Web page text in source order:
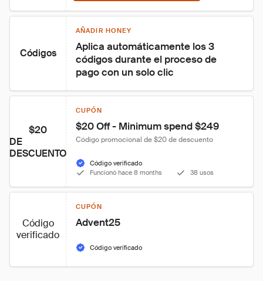
Códigos
AÑADIR HONEY
Aplica automáticamente los 3
códigos durante el proceso de
pago con un solo clic
$20
DE
DESCUENTO
CUPÓN
$20 Off - Minimum spend $249
Código promocional de $20 de descuento
Código verificado
Funcionó hace 8 months
38 usos
Código
verificado
CUPÓN
Advent25
Código verificado